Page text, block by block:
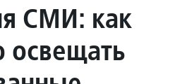
СМИ: как
освещать